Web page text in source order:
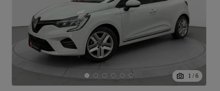
1 / 6